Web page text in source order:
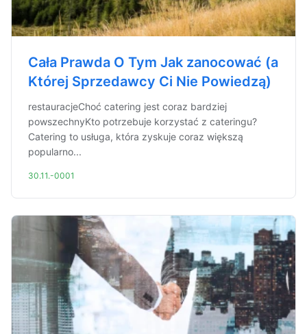
Cała Prawda O Tym Jak zanocować (a
Której Sprzedawcy Ci Nie Powiedzą)
restauracjeChoć catering jest coraz bardziej
powszechnyKto potrzebuje korzystać z cateringu?
Catering to usługa, która zyskuje coraz większą
popularno...
30.11.-0001